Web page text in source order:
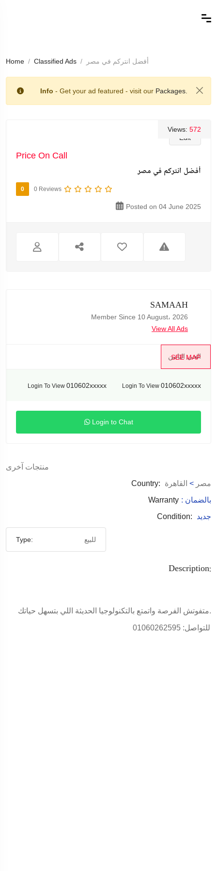
Home Classified Ads أفضل انتركم في مصر
Info - Get your ad featured - visit our Packages.
Edit
Views: 572
Price On Call
أفضل انتركم في مصر
0 0 Reviews
Posted on 04 June 2025
SAMAAH
Member Since 10 August، 2026
View All Ads
SEE MAP
الحي الثامن
Login To View 010602xxxxx Login To View 010602xxxxx
Login to Chat
منتجات آخرى
Country:
مصر > القاهرة
Warranty
: بالضمان
Condition:
جديد
Type: للبيع
Description:
متفوتش الفرصة واتمتع بالتكنولوجيا الحديثة اللي بتسهل حياتك.
للتواصل: 01060262595